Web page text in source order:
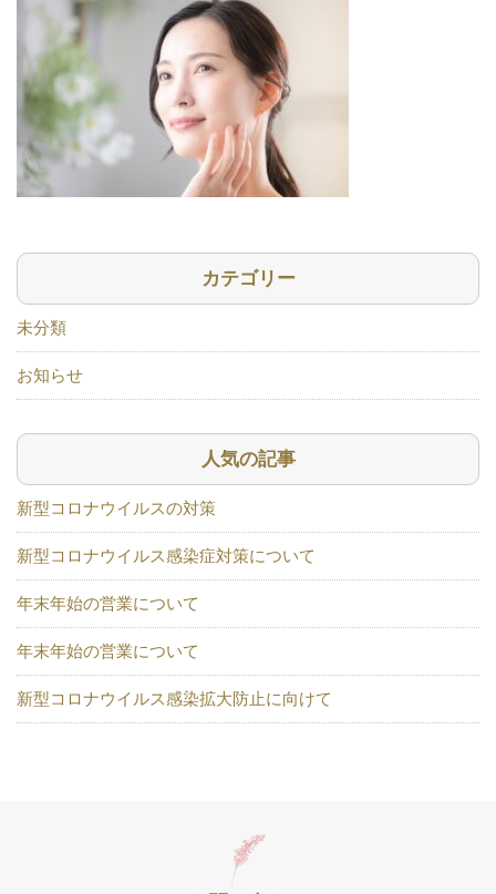
カテゴリー
未分類
お知らせ
人気の記事
新型コロナウイルスの対策
新型コロナウイルス感染症対策について
年末年始の営業について
年末年始の営業について
新型コロナウイルス感染拡大防止に向けて